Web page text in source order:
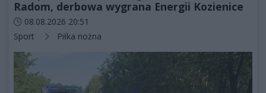
Radom, derbowa wygrana Energii Kozienice
Data dodania artykułu:
08.08.2026 20:51
Kategorie artykułu:
Sport Piłka nożna